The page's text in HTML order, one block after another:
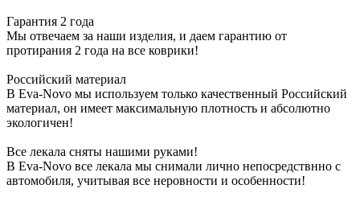
Гарантия 2 года
Мы отвечаем за наши изделия, и даем гарантию от
протирания 2 года на все коврики!
Российский материал
В Eva-Novo мы используем только качественный Российский
материал, он имеет максимальную плотность и абсолютно
экологичен!
Все лекала сняты нашими руками!
В Eva-Novo все лекала мы снимали лично непосредствнно с
автомобиля, учитывая все неровности и особенности!